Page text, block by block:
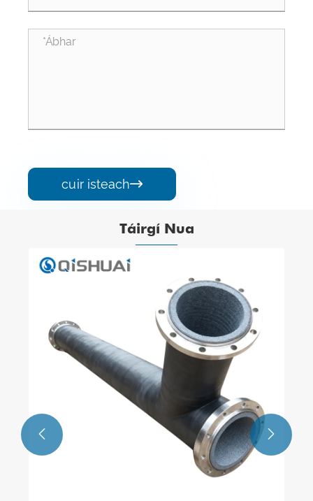
cuir isteach
Táirgí Nua
Líneáil Caith Ceirmeacha Silicon Carbide
Féach ar Tuilleadh >>
 